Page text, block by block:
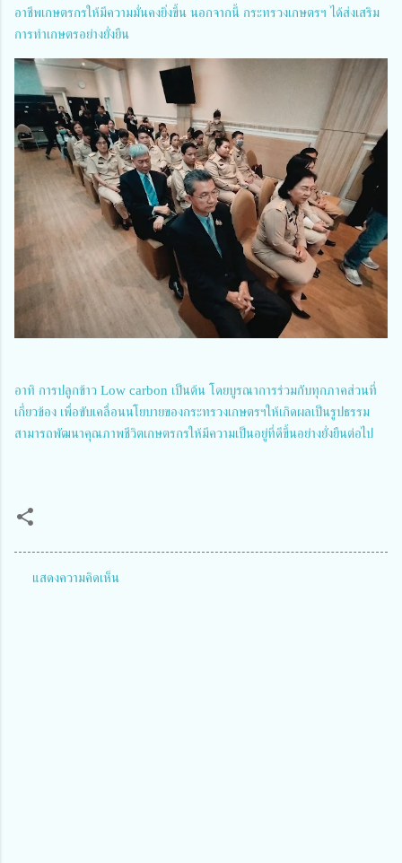
อาชีพเกษตรกรให้มีความมั่นคงยิ่งขึ้น นอกจากนี้ กระทรวงเกษตรฯ ได้ส่งเสริม
การทำเกษตรอย่างยั่งยืน
อาทิ การปลูกข้าว Low carbon เป็นต้น โดยบูรณาการร่วมกับทุกภาคส่วนที่
เกี่ยวข้อง เพื่อขับเคลื่อนนโยบายของกระทรวงเกษตรฯให้เกิดผลเป็นรูปธรรม
สามารถพัฒนาคุณภาพชีวิตเกษตรกรให้มีความเป็นอยู่ที่ดีขึ้นอย่างยั่งยืนต่อไป
แสดงความคิดเห็น